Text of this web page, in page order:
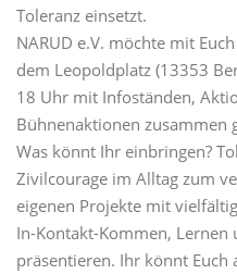
Toleranz einsetzt.
NARUD e.V. möchte mit
dem Leopoldplatz (13353
18 Uhr mit Infoständen,
Bühnenaktionen zusammen
Was könnt Ihr einbringen?
Zivilcourage im Alltag zum
eigenen Projekte mit
In-Kontakt-Kommen, Lernen
präsentieren. Ihr könnt Euch